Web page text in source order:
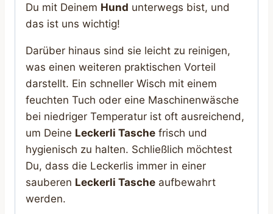
Du mit Deinem Hund unterwegs bist, und
das ist uns wichtig!
Darüber hinaus sind sie leicht zu reinigen,
was einen weiteren praktischen Vorteil
darstellt. Ein schneller Wisch mit einem
feuchten Tuch oder eine Maschinenwäsche
bei niedriger Temperatur ist oft ausreichend,
um Deine Leckerli Tasche frisch und
hygienisch zu halten. Schließlich möchtest
Du, dass die Leckerlis immer in einer
sauberen Leckerli Tasche aufbewahrt
werden.